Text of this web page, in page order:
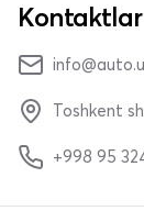
Kontaktlar
Toshkent
+998 95